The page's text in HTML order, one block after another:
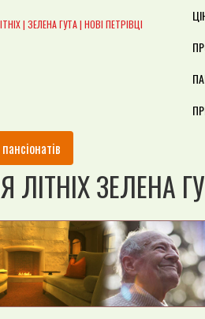
| ЗЕЛЕНА ГУТА | НОВІ ПЕТРІВЦІ
ЗЕЛЕНА